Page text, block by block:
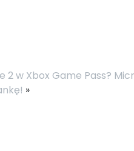
2 w Xbox Game Pass?
»